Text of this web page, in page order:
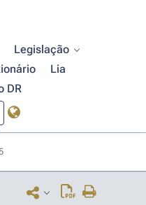
Legislação
Lia
DR